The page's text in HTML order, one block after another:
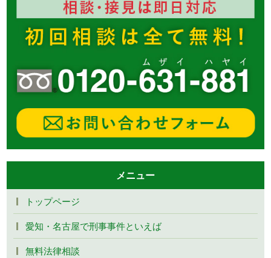
メニュー
トップページ
愛知・名古屋で刑事事件といえば
無料法律相談